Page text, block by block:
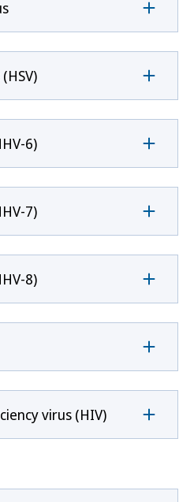
6)
7)
8)
virus (HIV)